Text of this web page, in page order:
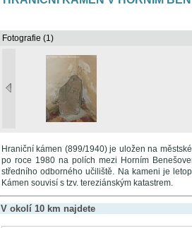
Fotografie (1)
Hraniční kámen (899/1940) je uložen na
po roce 1980 na polích mezi Horním
středního odborného učiliště. Na kameni je
Kámen souvisí s tzv. tereziánským katastrem.
V okolí 10 km najdete